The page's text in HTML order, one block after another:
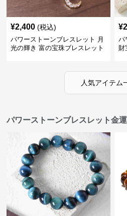
¥2,400 (税込)
パワーストーンブレスレット 月
光の輝き 富の宝珠ブレスレット
¥
パ
財
人気アイテム
パワーストーンブレスレット金